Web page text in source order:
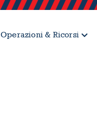
Operazioni & Ricorsi